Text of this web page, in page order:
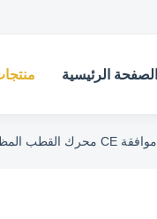
الصفحة الرئيسية
موافقة CE محرك القطب المظلل / دائم مروحة مروحة المحرك YZF82 - 26